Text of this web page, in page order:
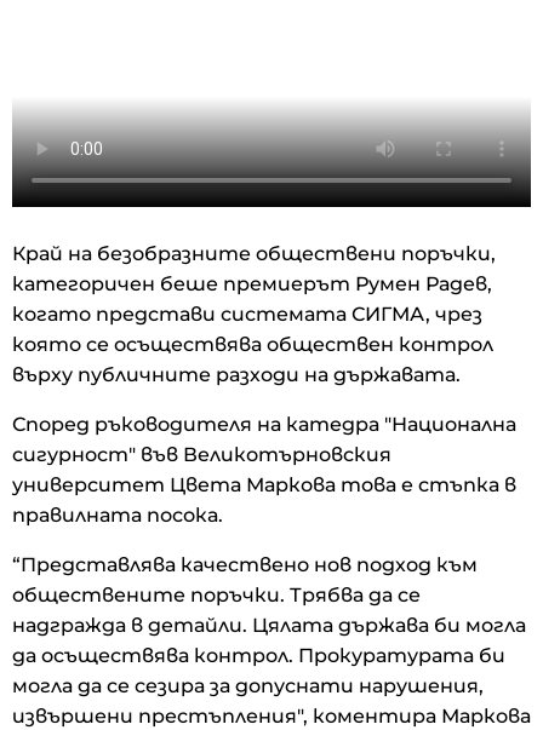
Край на безобразните обществени поръчки,
категоричен беше премиерът Румен Радев,
когато представи системата СИГМА, чрез
която се осъществява обществен контрол
върху публичните разходи на държавата.
Според ръководителя на катедра "Национална
сигурност" във Великотърновския
университет Цвета Маркова това е стъпка в
правилната посока.
“Представлява качествено нов подход към
обществените поръчки. Трябва да се
надгражда в детайли. Цялата държава би могла
да осъществява контрол. Прокуратурата би
могла да се сезира за допуснати нарушения,
извършени престъпления", коментира Маркова